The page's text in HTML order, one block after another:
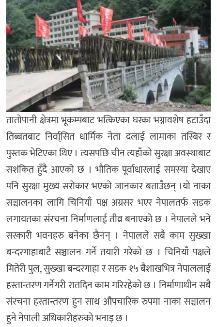
तातोपानी क्षेत्रमा भूकम्पबाट भत्किएका घरका भग्नावशेष हटाउँदा
तिब्बतबाट निर्वा्सित धार्मिक नेता दलाई लामाका तस्बिर र
पुस्तक भेटिएका थिए । त्यसपछि चीन त्यहाँको सुरक्षा अवस्थाबाट
सशंकित हुँदै आएको छ । भौतिक पूर्वाधारलाई समस्या देखाए
पनि सुरक्षा मुख्य सरोकार भएको जानकार बताउँछन् ।यो नाका
सञ्चालनका लागि चिनियाँ पक्ष अग्रसर भएर नेपालतर्फ सडक
लगायतका संरचना निर्माणलाई तीव्र बनाएको छ । नेपालले भने
सरकारी भवनहरु बनेका छैनन् । नेपालले सबै काम सुख्खा
बन्दरगाहाबाटै सञ्चालन गर्ने तयारी गरेको छ । चिनियाँ पक्षले
मितेरी पुल, सुख्खा बन्दरगाहा र सडक १५ बैशाखभित्र नेपाललाई
हस्तान्तरण गर्नेगरी रातदिन काम गरिरहेको छ । निर्माणाधीन सबै
संरचना हस्तान्तरण हुन साथ औपचारिक रुपमा नाका सञ्चालन
हुने नेपाली अधिकारीहरुको भनाइ छ ।